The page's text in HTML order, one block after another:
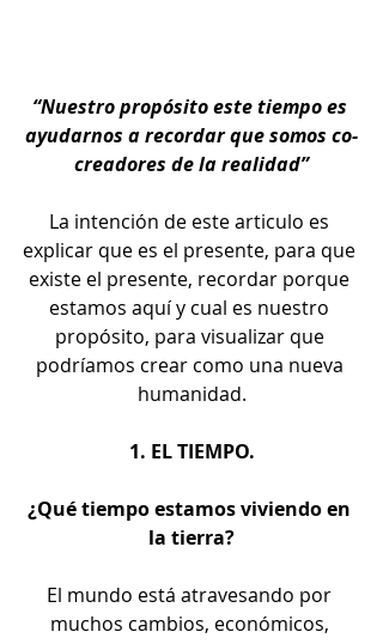
“Nuestro propósito este tiempo es
ayudarnos a recordar que somos co-
creadores de la realidad”
La intención de este articulo es
explicar que es el presente, para que
existe el presente, recordar porque
estamos aquí y cual es nuestro
propósito, para visualizar que
podríamos crear como una nueva
humanidad.
1. EL TIEMPO.
¿Qué tiempo estamos viviendo en
la tierra?
El mundo está atravesando por
muchos cambios, económicos,